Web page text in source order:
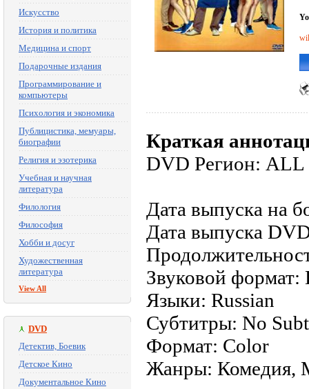
Искусство
История и политика
Медицина и спорт
Подарочные издания
Программирование и
компьютеры
Психология и экономика
Публицистика, мемуары,
биографии
Религия и эзотерика
Учебная и научная
литература
Филология
Философия
Хобби и досуг
Художественная
литература
View All
DVD
Детектив, Боевик
Детское Кино
Документальное Кино
Краткая
DVD Регион: ALL
Дата выпуска на
Дата выпуска
Звуковой
Языки: Russian
Субтитры: No
Формат: Color
Жанры: Комедия,